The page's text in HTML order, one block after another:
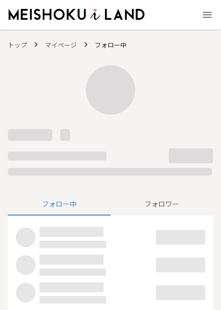
トップ マイページ フォロー中
フォロー中 フォロワー